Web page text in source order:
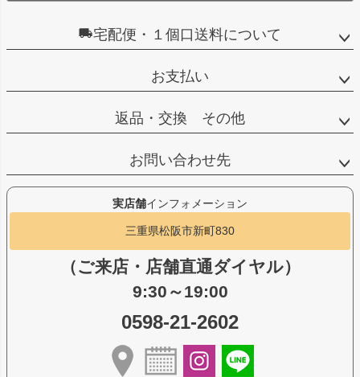
宅配便・１個口送料について
お支払い
返品・交換 その他
お問い合わせ先
実店舗インフォメーション
三重県松阪市新町830
（ご来店・店舗直通ダイヤル）
9:30～19:00
0598-21-2602